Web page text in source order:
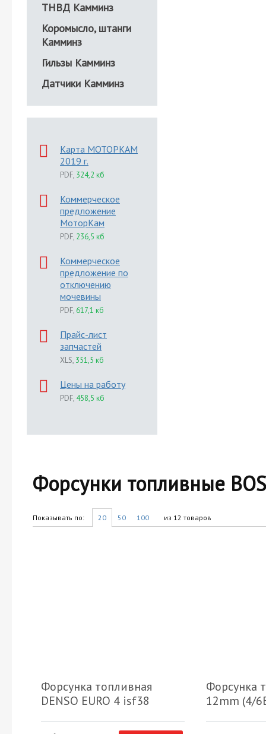
ТНВД Камминз
Коромысло, штанги
Камминз
Гильзы Камминз
Датчики Камминз
Карта МОТОРКАМ
2019 г.
PDF, 324,2 кб
Коммерческое
предложение
МоторКам
PDF, 236,5 кб
Коммерческое
предложение по
отключению
мочевины
PDF, 617,1 кб
Прайс-лист
запчастей
XLS, 351,5 кб
Цены на работу
PDF, 458,5 кб
Форсунки топливные
Показывать по: 20 50 100 из 12 товаров
Форсунка топливная
DENSO EURO 4 isf38
Форсунка
12mm (4/